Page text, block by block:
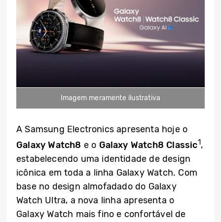
Imagem meramente ilustrativa
A Samsung Electronics apresenta hoje o
Galaxy Watch8 e o Galaxy Watch8 Classic1,
estabelecendo uma identidade de design
icônica em toda a linha Galaxy Watch. Com
base no design almofadado do Galaxy
Watch Ultra, a nova linha apresenta o
Galaxy Watch mais fino e confortável de